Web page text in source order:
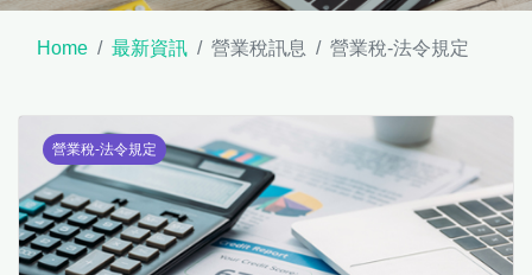
Home 最新資訊 營業稅訊息 營業稅-法令規定
營業稅-法令規定